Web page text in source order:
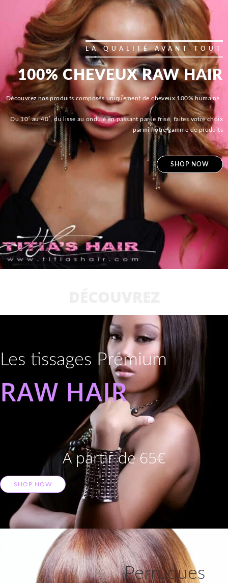
LA QUALITÉ AVANT TOUT
100% CHEVEUX RAW HAIR
Découvrez nos produits composés uniquement de cheveux 100% humains.
Du 10′ au 40′, du lisse au ondulé en passant par le frisé, faites votre choix
parmi notre gamme de produits
SHOP NOW
Les tissages Premium
RAW HAIR
A partir de 65€
SHOP NOW
Perruques